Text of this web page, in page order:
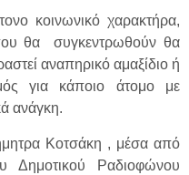
κοινωνικό χαρακτήρα,
θα συγκεντρωθούν θα
αναπηρικό αμαξίδιο ή
για κάποιο άτομο με
ανάγκη.
Κοτσάκη , μέσα από
Δημοτικού Ραδιοφώνου